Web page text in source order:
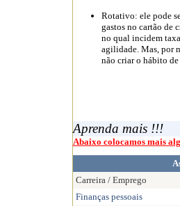
Rotativo: ele pode
gastos no cartão de
no qual incidem
agilidade. Mas, por
não criar o hábito
Aprenda mais !!!
Abaixo colocamos mais
Carreira / Emprego
Finanças pessoais